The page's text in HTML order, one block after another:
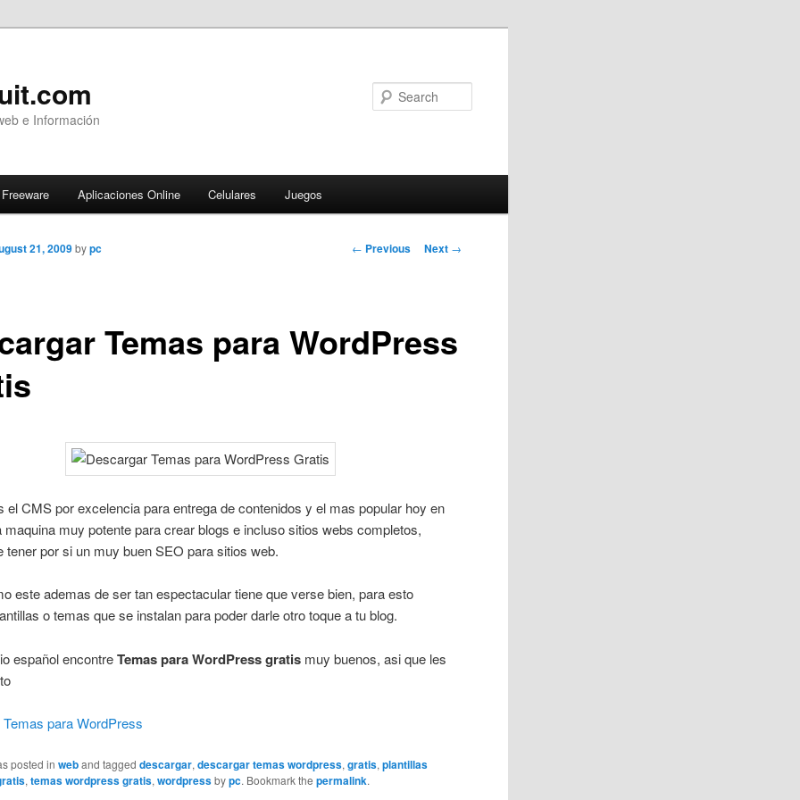
e Información
Freeware Aplicaciones Online Celulares Juegos
Post
← Previous Next →
Temas para WordPress
21, 2009 bypc
el CMS por excelencia para entrega de contenidos y el mas popular hoy en
maquina muy potente para crear blogs e incluso sitios webs completos,
tener por si un muy buen SEO para sitios web.
este ademas de ser tan espectacular tiene que verse bien, para esto
o temas que se instalan para poder darle otro toque a tu blog.
español encontreTemas para WordPress gratis muy buenos, asi que les
Temas para WordPress
posted inweband taggeddescargar,descargar temas wordpress,gratis,plantillas
,temas wordpress gratis,wordpressbypc. Bookmark thepermalink.